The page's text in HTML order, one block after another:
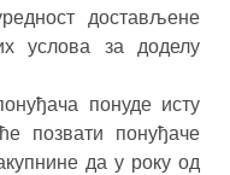
достављене
услова за доделу
понуде исту
позвати понуђаче
да у року од